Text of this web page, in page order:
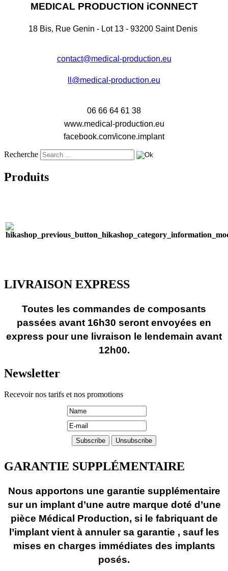
MEDICAL PRODUCTION iCONNECT
18 Bis, Rue Genin - Lot 13 - 93200 Saint Denis
contact@medical-production.eu
ll@medical-production.eu
06 66 64 61 38
www.medical-production.eu
facebook.com/icone.implant
Recherche
Produits
LIVRAISON EXPRESS
Toutes les commandes de composants
passées avant 16h30 seront envoyées en
express pour une livraison le lendemain avant
12h00.
Newsletter
Recevoir nos tarifs et nos promotions
GARANTIE SUPPLÉMENTAIRE
Nous apportons une garantie supplémentaire
sur un implant d’une autre marque doté d’une
pièce Médical Production, si le fabriquant de
l’implant vient à annuler sa garantie , sauf les
mises en charges immédiates des implants
posés.